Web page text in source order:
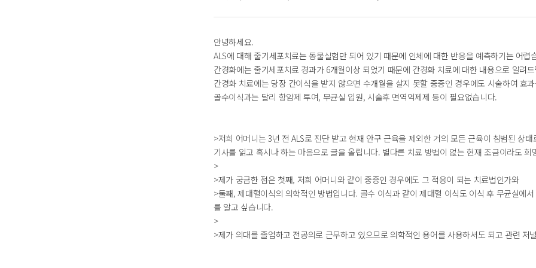
안녕하세요.
ALS에 대해 줄기세포치료는 동물실험만 되어 있기 때문에 인체에 대한 반응을 예측하기는 어렵
간경화에는 줄기세포치료 경과가 6개월이상 되었기 때문에 간경화 치료에 대한 내용으로 알려
간경화 치료에는 당장 간이식을 받지 않으면 수개월을 살지 못할 중증인 경우에도 시술하여 효
골수이식과는 달리 항암제 투여, 무균실 입원, 시술후 면역억제제 등이 필요없습니다.
>저희 어머니는 3년 전 ALS로 진단 받고 현재 안구 근육을 제외한 거의 모든 근육이 침범된 상
기사를 읽고 혹시나 하는 마음으로 글을 올립니다. 별다른 치료 방법이 없는 현재 조금이라도
>
>제가 궁금한 점은 첫째, 저희 어머니와 같이 중증인 경우에도 그 적응이 되는 치료법인가와
>둘째, 제대혈이식의 의학적인 방법입니다. 골수 이식과 같이 제대혈 이식도 이식 후 무균실에
를 알고 싶습니다.
>
>제가 의대를 졸업하고 전공의로 근무하고 있으므로 의학적인 용어를 사용하셔도 되고 관련